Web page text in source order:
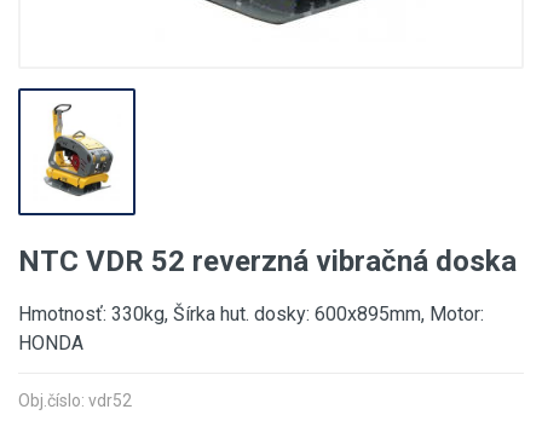
NTC VDR 52 reverzná vibračná doska
Hmotnosť: 330kg, Šírka hut. dosky: 600x895mm, Motor:
HONDA
Obj.číslo: vdr52